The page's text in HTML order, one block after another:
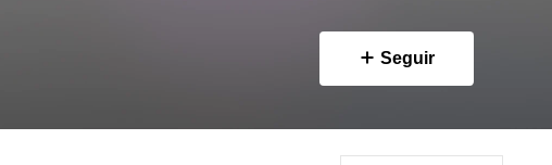
Seguir